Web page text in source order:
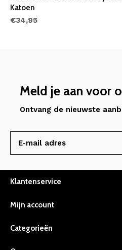
Katoen
€34,95
Meld je aan voor
Ontvang de nieuwste
Klantenservice
Mijn account
Categorieën